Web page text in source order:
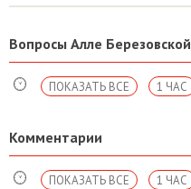
Вопросы Алле Березовской
1 ЧАС
ПОКАЗАТЬ ВСЕ
Комментарии
1 ЧАС
ПОКАЗАТЬ ВСЕ